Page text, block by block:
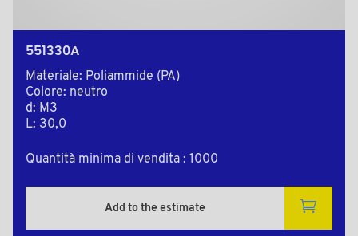
551330A
Materiale: Poliammide (PA)
Colore: neutro
d: M3
L: 30,0
Quantità minima di vendita : 1000
Add to the estimate